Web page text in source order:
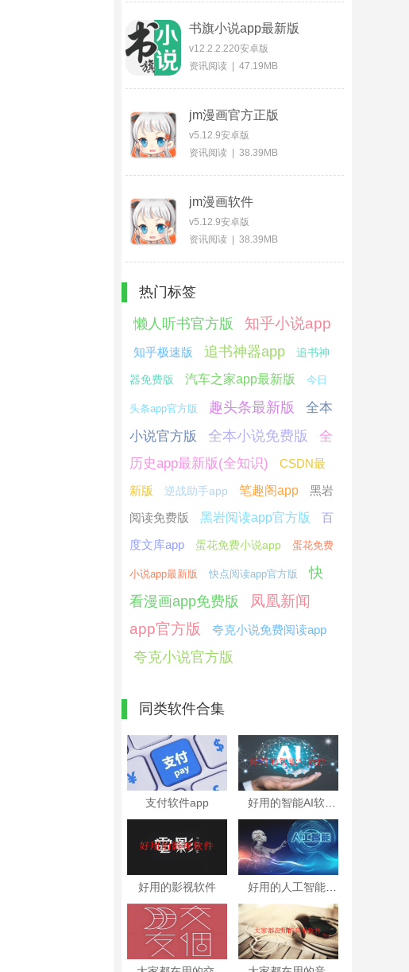
书旗小说app最新版
v12.2.2.220安卓版
资讯阅读 | 47.19MB
jm漫画官方正版
v5.12.9安卓版
资讯阅读 | 38.39MB
jm漫画软件
v5.12.9安卓版
资讯阅读 | 38.39MB
热门标签
懒人听书官方版
知乎小说app
知乎极速版 追书神器app 追书神
器免费版 汽车之家app最新版 今日
头条app官方版 趣头条最新版
全本
小说官方版
全本小说免费版
全
历史app最新版(全知识)
CSDN最
新版
逆战助手app 笔趣阁app
黑岩
阅读免费版
黑岩阅读app官方版
百
度文库app
蛋花免费小说app 蛋花免费
小说app最新版 快点阅读app官方版
快
看漫画app免费版
凤凰新闻
app官方版
夸克小说免费阅读app
夸克小说官方版
同类软件合集
支付软件app
好用的影视软件